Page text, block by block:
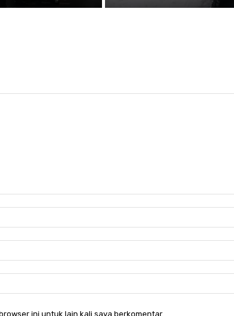
ini untuk lain kali saya berkomentar.